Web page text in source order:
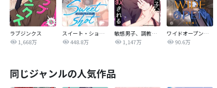
ラブジンクス
1,668万
スイート・ショット
448.8万
敏感男子、調教される
1,147万
ワイドオープン【改訂版】
90.6万
同じジャンルの人気作品